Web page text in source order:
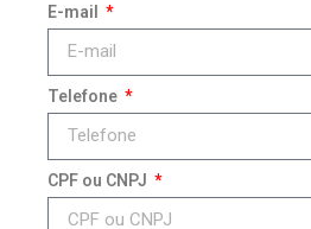
E-mail
Telefone
CPF ou CNPJ